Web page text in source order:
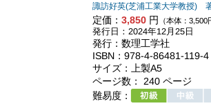
諏訪好英(芝浦工業大学教授)
定価：3,850 円 （本体：3,500
発行日：2024年12月25日
発行：数理工学社
ISBN：978-4-86481-119-4
サイズ：上製A5
ページ数： 240 ページ
難易度：